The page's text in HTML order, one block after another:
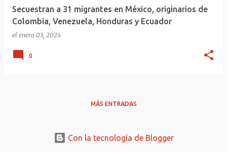
Secuestran a 31 migrantes en México, originarios de
Colombia, Venezuela, Honduras y Ecuador
el enero 03, 2024
0
MÁS ENTRADAS
Con la tecnología de Blogger